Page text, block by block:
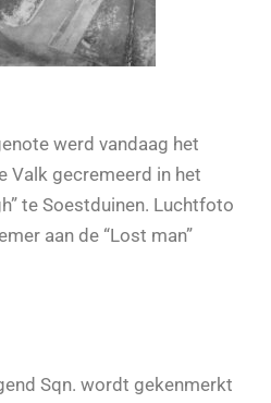
werd vandaag het
Valk gecremeerd in het
te Soestduinen. Luchtfoto
aan de “Lost man”
Sqn. wordt gekenmerkt